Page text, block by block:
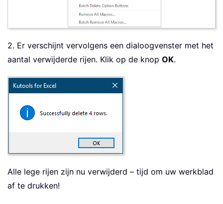
2. Er verschijnt vervolgens een dialoogvenster met het
aantal verwijderde rijen. Klik op de knop OK.
Alle lege rijen zijn nu verwijderd – tijd om uw werkblad
af te drukken!